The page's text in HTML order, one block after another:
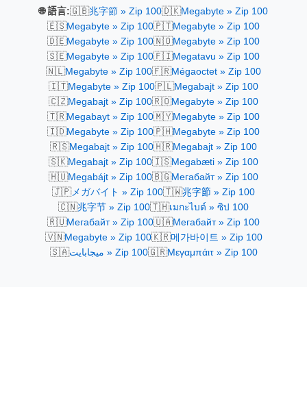
🌐 語言:🇬🇧兆字節 » Zip 100🇩🇰Megabyte » Zip 100
🇪🇸Megabyte » Zip 100🇵🇹Megabyte » Zip 100
🇩🇪Megabyte » Zip 100🇳🇴Megabyte » Zip 100
🇸🇪Megabyte » Zip 100🇫🇮Megatavu » Zip 100
🇳🇱Megabyte » Zip 100🇫🇷Mégaoctet » Zip 100
🇮🇹Megabyte » Zip 100🇵🇱Megabajt » Zip 100
🇨🇿Megabajt » Zip 100🇷🇴Megabyte » Zip 100
🇹🇷Megabayt » Zip 100🇲🇾Megabyte » Zip 100
🇮🇩Megabyte » Zip 100🇵🇭Megabyte » Zip 100
🇷🇸Megabajt » Zip 100🇭🇷Megabajt » Zip 100
🇸🇰Megabajt » Zip 100🇮🇸Megabæti » Zip 100
🇭🇺Megabájt » Zip 100🇧🇬Мегабайт » Zip 100
🇯🇵メガバイト » Zip 100🇹🇼兆字節 » Zip 100
🇨🇳兆字节 » Zip 100🇹🇭เมกะไบต์ » ซิป 100
🇷🇺Мегабайт » Zip 100🇺🇦Мегабайт » Zip 100
🇻🇳Megabyte » Zip 100🇰🇷메가바이트 » Zip 100
🇸🇦 ميجابايت » Zip 100🇬🇷Μεγαμπάιτ » Zip 100